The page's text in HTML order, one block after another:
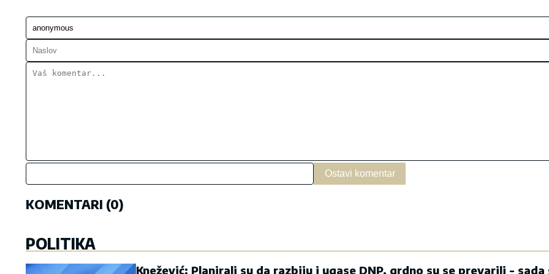
Ostavi komentar
KOMENTARI (0)
POLITIKA
Knežević: Planirali su da razbiju i ugase DNP, grdno su se prevarili - sada